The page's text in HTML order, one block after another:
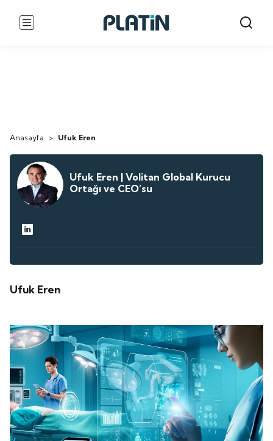
Anasayfa > Ufuk Eren
Ufuk Eren | Volitan Global Kurucu
Ortağı ve CEO’su
Ufuk Eren